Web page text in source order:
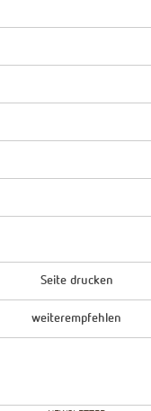
Seite drucken
weiterempfehlen